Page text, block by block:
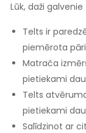
Lūk, daži galvenie
Telts ir
piemērota
Matrača
pietiekami
Telts
pietiekami
Salīdzinot ar